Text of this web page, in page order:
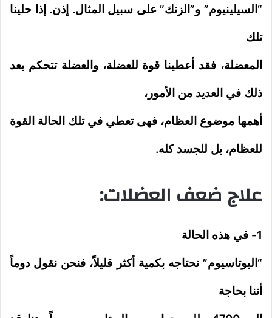
“السيلينيوم” و”الزنك” على سبيل المثال. إذن. إذا حلينا
تلك
المعضلة، فقد أعطينا قوة للعضلة، والعضلة تتحكم بعد
ذلك في العديد من الأمور،
أهمها موضوع العظام، فهى تعطي في تلك الحالة القوة
للعظام، بل للجسد كله.
علاج ضعف العضلات:
1- في هذه الحالة
“البوتاسيوم” نحتاجه بكمية أكثر قليلاً، فنحن نقول دوماً
أننا بحاجة